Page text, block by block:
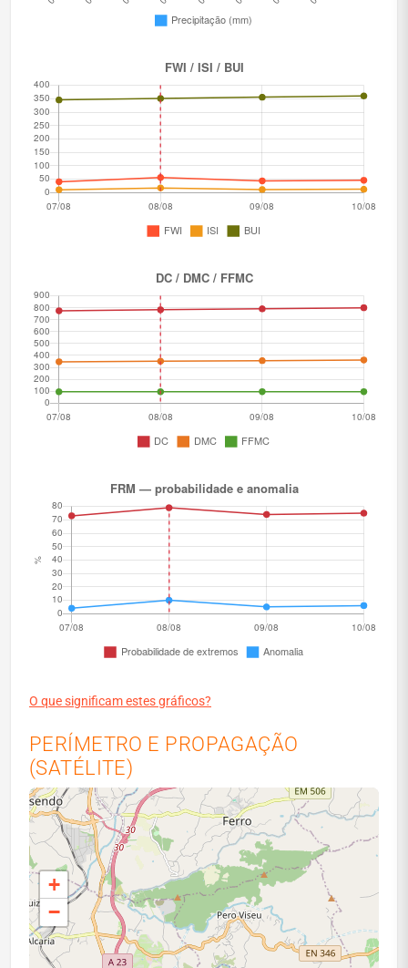
O que significam estes gráficos?
PERÍMETRO E PROPAGAÇÃO
(SATÉLITE)
+
−